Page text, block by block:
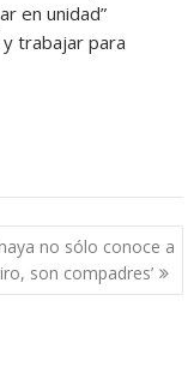
en unidad”
trabajar para
no sólo conoce a
son compadres’